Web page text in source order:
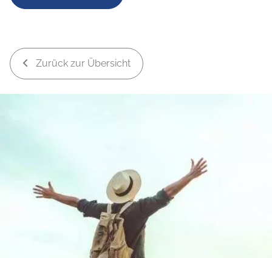
Zurück zur Übersicht